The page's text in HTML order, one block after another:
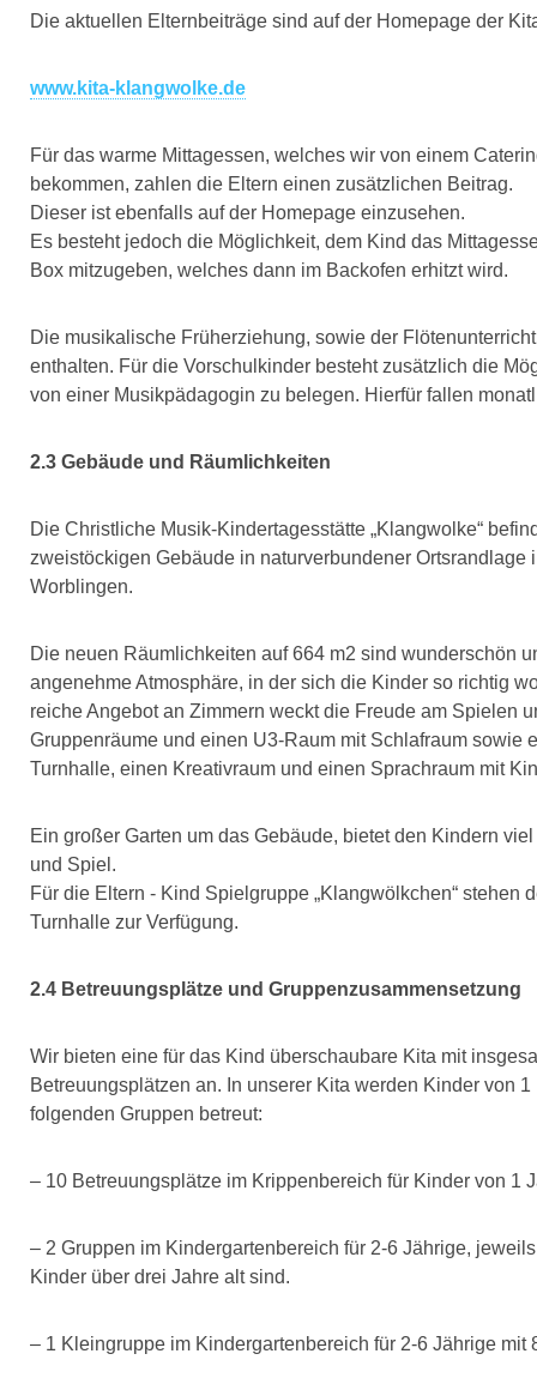
Die aktuellen Elternbeiträge sind auf der Homepage der
www.kita-klangwolke.de
Für das warme Mittagessen, welches wir von einem
bekommen, zahlen die Eltern einen zusätzlichen Beitrag.
Dieser ist ebenfalls auf der Homepage einzusehen.
Es besteht jedoch die Möglichkeit, dem Kind das
Box mitzugeben, welches dann im Backofen erhitzt wird.
Die musikalische Früherziehung, sowie der
enthalten. Für die Vorschulkinder besteht zusätzlich die
von einer Musikpädagogin zu belegen. Hierfür fallen
2.3 Gebäude und Räumlichkeiten
Die Christliche Musik-Kindertagesstätte „Klangwolke“
zweistöckigen Gebäude in naturverbundener Ortsrandlage
Worblingen.
Die neuen Räumlichkeiten auf 664 m2 sind wunderschön
angenehme Atmosphäre, in der sich die Kinder so richtig
reiche Angebot an Zimmern weckt die Freude am Spielen
Gruppenräume und einen U3-Raum mit Schlafraum sowie
Turnhalle, einen Kreativraum und einen Sprachraum mit
Ein großer Garten um das Gebäude, bietet den Kindern
und Spiel.
Für die Eltern - Kind Spielgruppe „Klangwölkchen“ stehen
Turnhalle zur Verfügung.
2.4 Betreuungsplätze und Gruppenzusammensetzung
Wir bieten eine für das Kind überschaubare Kita mit
Betreuungsplätzen an. In unserer Kita werden Kinder von
folgenden Gruppen betreut:
– 10 Betreuungsplätze im Krippenbereich für Kinder von 1
– 2 Gruppen im Kindergartenbereich für 2-6 Jährige,
Kinder über drei Jahre alt sind.
– 1 Kleingruppe im Kindergartenbereich für 2-6 Jährige mit